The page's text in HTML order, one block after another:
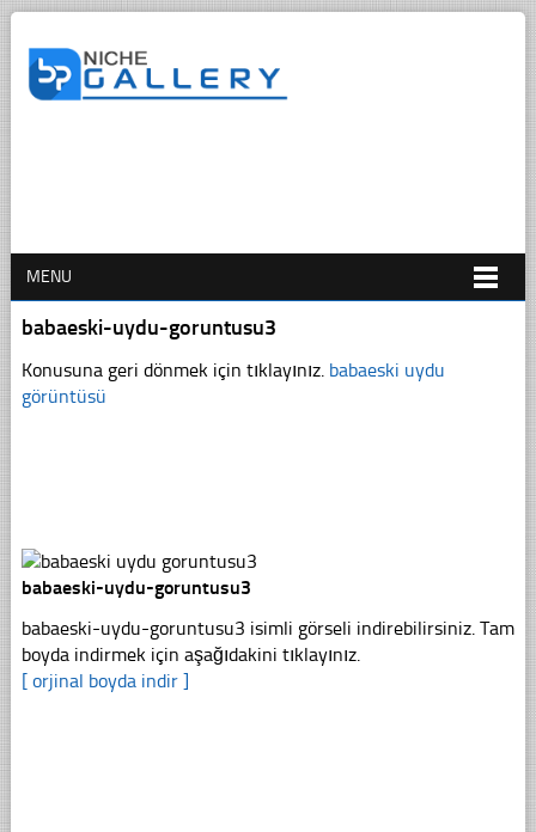
MENU
babaeski-uydu-goruntusu3
Konusuna geri dönmek için tıklayınız. babaeski uydu
görüntüsü
babaeski-uydu-goruntusu3
babaeski-uydu-goruntusu3 isimli görseli indirebilirsiniz. Tam
boyda indirmek için aşağıdakini tıklayınız.
[ orjinal boyda indir ]